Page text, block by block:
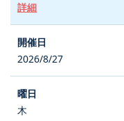
詳細
2026/8/27
木